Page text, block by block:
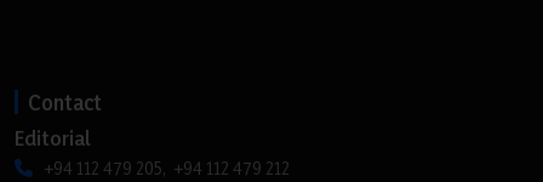
Contact
Editorial
+94 112 479 205, +94 112 479 212